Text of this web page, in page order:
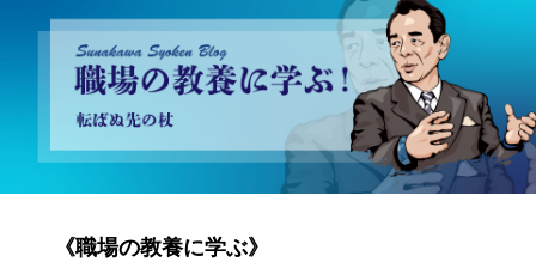
砂川昇建会長ブログ 職場の教養に学ぶ！～転ばぬ先の杖～
《職場の教養に学ぶ》